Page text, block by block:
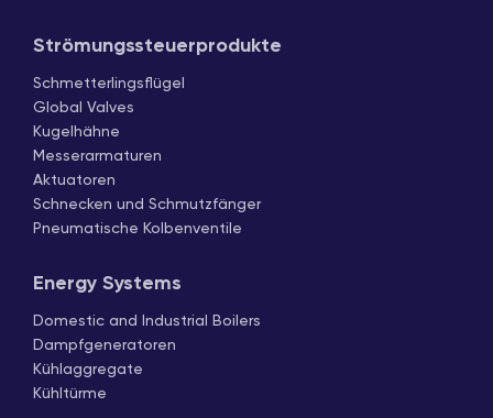
Strömungssteuerprodukte
Schmetterlingsflügel
Global Valves
Kugelhähne
Messerarmaturen
Aktuatoren
Schnecken und Schmutzfänger
Pneumatische Kolbenventile
Energy Systems
Domestic and Industrial Boilers
Dampfgeneratoren
Kühlaggregate
Kühltürme